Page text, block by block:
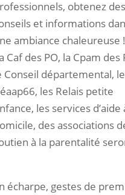
obtenez
et informations
ambiance chaleureuse
Caf des PO, la Cpam des
Conseil départemental, le
les Relais petite
les services d’aide
des associations
à la parentalité
écharpe, gestes de